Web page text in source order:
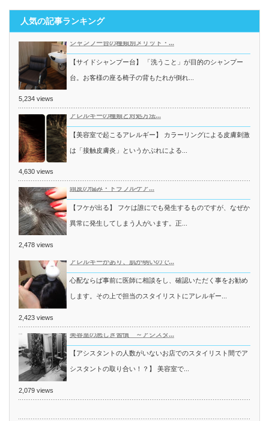
人気の記事ランキング
シャンプー台の種類別メリット・...
【サイドシャンプー台】 「洗うこと」が目的のシャンプー
台。お客様の座る椅子の背もたれが倒れ...
5,234 views
アレルギーの種類と対処方法...
【美容室で起こるアレルギー】 カラーリングによる皮膚刺激
は「接触皮膚炎」というかぶれによる...
4,630 views
頭皮の悩み・トラブルケア...
【フケが出る】 フケは誰にでも発生するものですが、なぜか
異常に発生してしまう人がいます。正...
2,478 views
アレルギーがあり、肌が弱いので...
心配ならば事前に医師に相談をし、確認いただく事をお勧め
します。その上で担当のスタイリストにアレルギー...
2,423 views
美容室の悪しき習慣 ～アシスタ...
【アシスタントの人数がいないお店でのスタイリスト間でア
シスタントの取り合い！？】 美容室で...
2,079 views